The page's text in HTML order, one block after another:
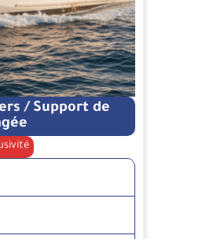
/ Support de